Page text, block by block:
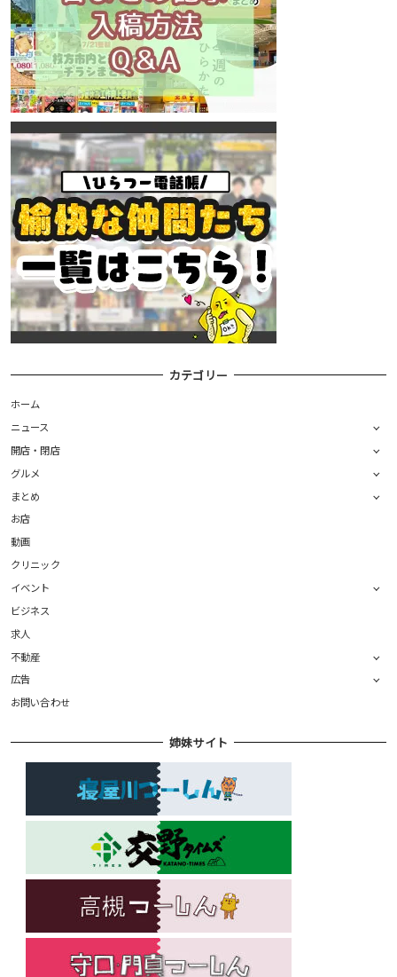
カテゴリー
ホーム
ニュース
開店・閉店
グルメ
まとめ
お店
動画
クリニック
イベント
ビジネス
求人
不動産
広告
お問い合わせ
姉妹サイト